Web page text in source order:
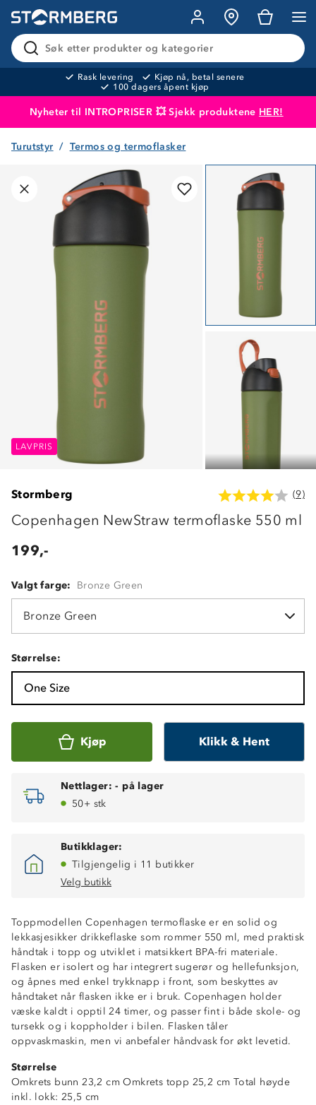
Søk etter produkter og kategorier
Rask levering
Kjøp nå, betal senere
100 dagers åpent kjøp
Nyheter til INTROPRISER 💥 Sjekk produktene HER!
Produktet er lagt i handlekurven
Turutstyr Termos og termoflasker
LAVPRIS LAVPRIS
LAVPRIS
Stormberg (9)
Copenhagen NewStraw termoflaske 550 ml
199,-
Valgt farge: Bronze Green
Bronze Green
Størrelse:
One Size
Kjøp Klikk & Hent
Nettlager: - på lager
50+ stk
Butikklager:
Tilgjengelig i 11 butikker
Velg butikk
Toppmodellen Copenhagen termoflaske er en solid og
lekkasjesikker drikkeflaske som rommer 550 ml, med praktisk
håndtak i topp og utviklet i matsikkert BPA-fri materiale.
Flasken er isolert og har integrert sugerør og hellefunksjon,
og åpnes med enkel trykknapp i front, som beskyttes av
håndtaket når flasken ikke er i bruk. Copenhagen holder
væske kaldt i opptil 24 timer, og passer fint i både skole- og
tursekk og i koppholder i bilen. Flasken tåler
oppvaskmaskin, men vi anbefaler håndvask for økt levetid.
Størrelse
Omkrets bunn 23,2 cm Omkrets topp 25,2 cm Total høyde
inkl. lokk: 25,5 cm
Lekksikker
BPA-fri
Foldbart håndtak